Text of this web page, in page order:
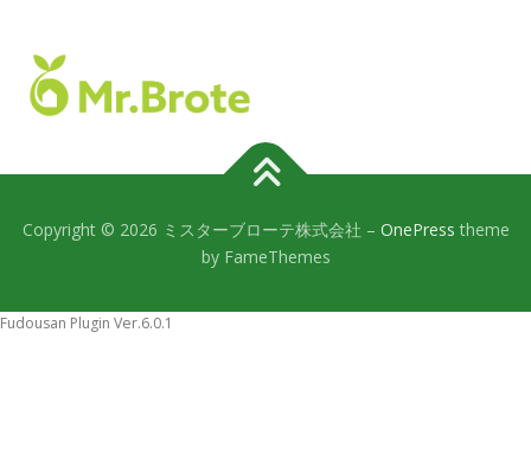
Copyright © 2026 ミスターブローテ株式会社 – OnePress theme
by FameThemes
Fudousan Plugin Ver.6.0.1